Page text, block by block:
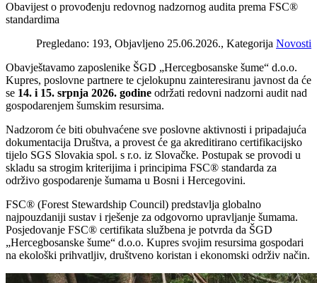
Obavijest o provođenju redovnog nadzornog audita prema FSC®
standardima
Pregledano: 193, Objavljeno 25.06.2026., Kategorija Novosti
Obavještavamo zaposlenike ŠGD „Hercegbosanske šume“ d.o.o.
Kupres, poslovne partnere te cjelokupnu zainteresiranu javnost da će
se 14. i 15. srpnja 2026. godine održati redovni nadzorni audit nad
gospodarenjem šumskim resursima.
Nadzorom će biti obuhvaćene sve poslovne aktivnosti i pripadajuća
dokumentacija Društva, a provest će ga akreditirano certifikacijsko
tijelo SGS Slovakia spol. s r.o. iz Slovačke. Postupak se provodi u
skladu sa strogim kriterijima i principima FSC® standarda za
održivo gospodarenje šumama u Bosni i Hercegovini.
FSC® (Forest Stewardship Council) predstavlja globalno
najpouzdaniji sustav i rješenje za odgovorno upravljanje šumama.
Posjedovanje FSC® certifikata službena je potvrda da ŠGD
„Hercegbosanske šume“ d.o.o. Kupres svojim resursima gospodari
na ekološki prihvatljiv, društveno koristan i ekonomski održiv način.